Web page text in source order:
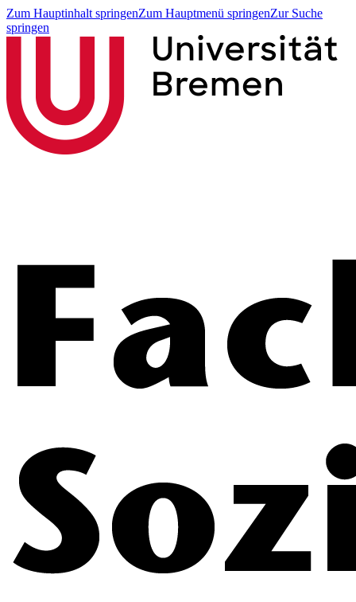
Zum Hauptinhalt springenZum Hauptmenü springenZur Suche
springen